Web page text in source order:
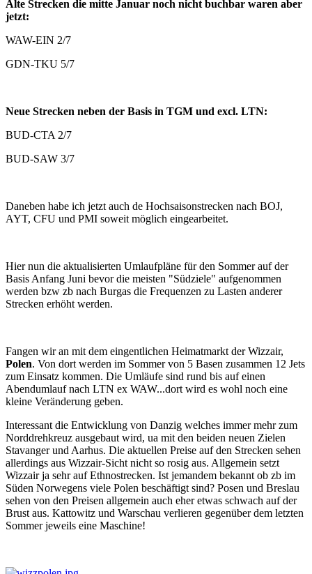
Alte Strecken die mitte Januar noch nicht buchbar waren aber
jetzt:
WAW-EIN 2/7
GDN-TKU 5/7
Neue Strecken neben der Basis in TGM und excl. LTN:
BUD-CTA 2/7
BUD-SAW 3/7
Daneben habe ich jetzt auch de Hochsaisonstrecken nach BOJ,
AYT, CFU und PMI soweit möglich eingearbeitet.
Hier nun die aktualisierten Umlaufpläne für den Sommer auf der
Basis Anfang Juni bevor die meisten "Südziele" aufgenommen
werden bzw zb nach Burgas die Frequenzen zu Lasten anderer
Strecken erhöht werden.
Fangen wir an mit dem eingentlichen Heimatmarkt der Wizzair,
Polen. Von dort werden im Sommer von 5 Basen zusammen 12 Jets
zum Einsatz kommen. Die Umläufe sind rund bis auf einen
Abendumlauf nach LTN ex WAW...dort wird es wohl noch eine
kleine Veränderung geben.
Interessant die Entwicklung von Danzig welches immer mehr zum
Norddrehkreuz ausgebaut wird, ua mit den beiden neuen Zielen
Stavanger und Aarhus. Die aktuellen Preise auf den Strecken sehen
allerdings aus Wizzair-Sicht nicht so rosig aus. Allgemein setzt
Wizzair ja sehr auf Ethnostrecken. Ist jemandem bekannt ob zb im
Süden Norwegens viele Polen beschäftigt sind? Posen und Breslau
sehen von den Preisen allgemein auch eher etwas schwach auf der
Brust aus. Kattowitz und Warschau verlieren gegenüber dem letzten
Sommer jeweils eine Maschine!